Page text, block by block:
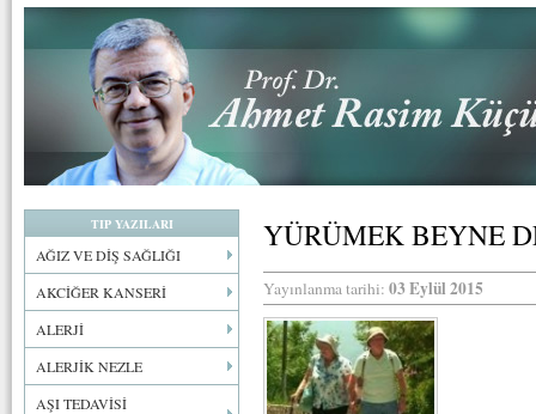
TIP YAZILARI
AĞIZ VE DİŞ SAĞLIĞI
AKCİĞER KANSERİ
ALERJİ
ALERJİK NEZLE
AŞI TEDAVİSİ
YÜRÜMEK BEYNE
Yayınlanma tarihi: 03 Eylül 2015